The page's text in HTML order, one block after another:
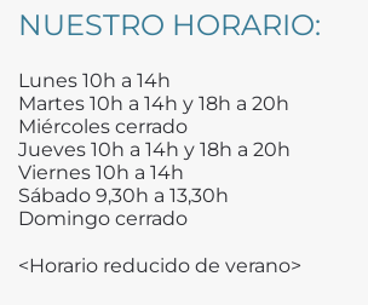
NUESTRO HORARIO:
Lunes 10h a 14h
Martes 10h a 14h y 18h a 20h
Miércoles cerrado
Jueves 10h a 14h y 18h a 20h
Viernes 10h a 14h
Sábado 9,30h a 13,30h
Domingo cerrado
<Horario reducido de verano>